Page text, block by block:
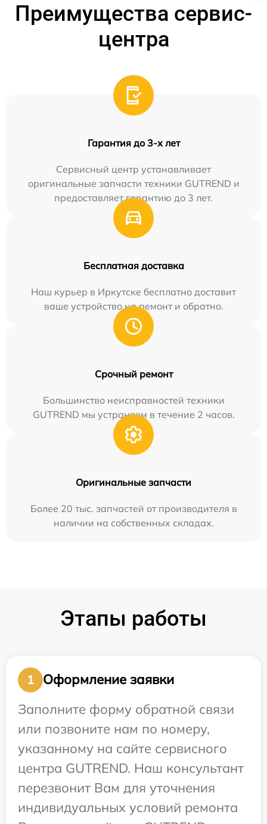
Преимущества сервис-
центра
Гарантия до 3-х лет
Сервисный центр устанавливает
оригинальные запчасти техники GUTREND и
предоставляет гарантию до 3 лет.
Бесплатная доставка
Наш курьер в Иркутске бесплатно доставит
ваше устройство на ремонт и обратно.
Срочный ремонт
Большинство неисправностей техники
GUTREND мы устраняем в течение 2 часов.
Оригинальные запчасти
Более 20 тыс. запчастей от производителя в
наличии на собственных складах.
Этапы работы
1
Оформление заявки
Заполните форму обратной связи
или позвоните нам по номеру,
указанному на сайте сервисного
центра GUTREND. Наш консультант
перезвонит Вам для уточнения
индивидуальных условий ремонта